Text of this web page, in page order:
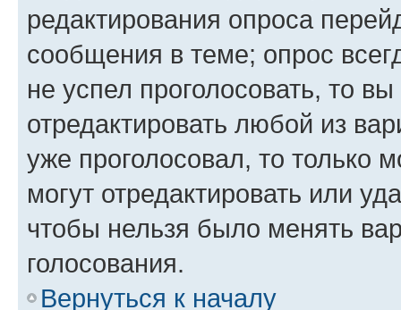
редактирования опроса
сообщения в теме; опрос
не успел проголосовать, то
отредактировать любой из
уже проголосовал, то только
могут отредактировать или
чтобы нельзя было менять
голосования.
Вернуться к началу